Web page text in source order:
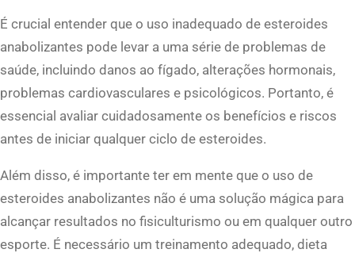
É crucial entender que o uso inadequado de esteroides
anabolizantes pode levar a uma série de problemas de
saúde, incluindo danos ao fígado, alterações hormonais,
problemas cardiovasculares e psicológicos. Portanto, é
essencial avaliar cuidadosamente os benefícios e riscos
antes de iniciar qualquer ciclo de esteroides.
Além disso, é importante ter em mente que o uso de
esteroides anabolizantes não é uma solução mágica para
alcançar resultados no fisiculturismo ou em qualquer outro
esporte. É necessário um treinamento adequado, dieta